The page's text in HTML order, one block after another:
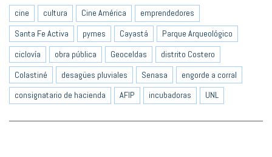
cine cultura Cine América
emprendedores
Santa Fe Activa
pymes Cayastá
Parque Arqueológico
ciclovía
obra pública Geoceldas
distrito Costero
Colastiné
desagües pluviales Senasa
engorde a corral
consignatario de hacienda
AFIP incubadoras UNL